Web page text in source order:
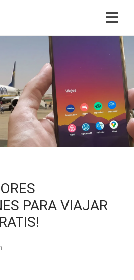
PARA VIAJAR